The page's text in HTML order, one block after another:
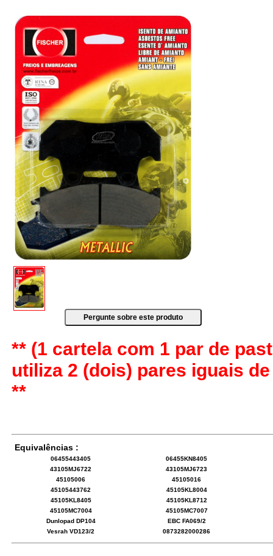
** (1 cartela com 1 par de
utiliza 2 (dois) pares iguais
**
Equivalências :
06455443405
06455KN8405
43105MJ6722
43105MJ6723
45105006
45105016
45105443762
45105KL8004
45105KL8405
45105KL8712
45105MC7004
45105MC7007
Dunlopad DP104
EBC FA069/2
Vesrah VD123/2
0873282000286